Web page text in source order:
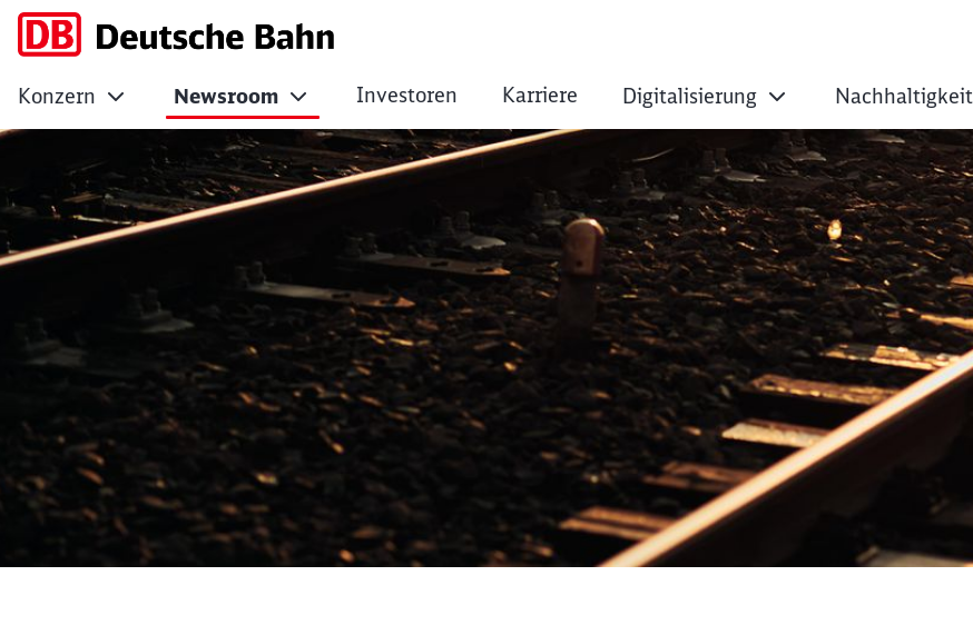
Meilenstein für neues Stellwerk
Konzern Newsroom Investoren Karriere Digitalisierung Nachhaltigkeit